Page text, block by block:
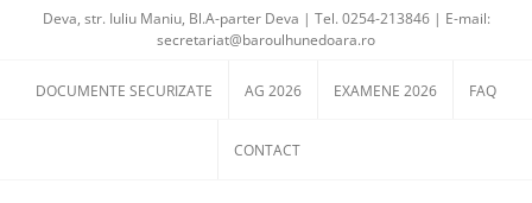
content
Deva, str. Iuliu Maniu, Bl.A-parter Deva | Tel. 0254-213846 | E-mail:
secretariat@baroulhunedoara.ro
DOCUMENTE SECURIZATE AG 2026 EXAMENE 2026 FAQ
CONTACT